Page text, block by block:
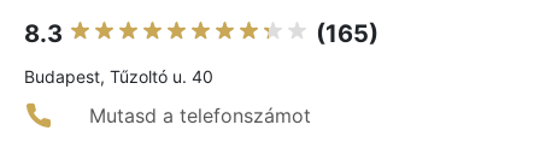
8.3 (165)
Budapest, Tűzoltó u. 40
Mutasd a telefonszámot